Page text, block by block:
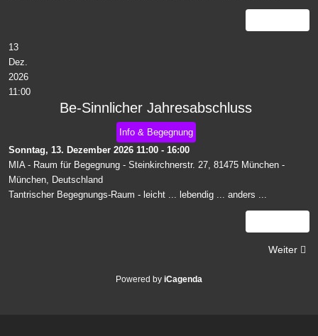
13
Dez.
2026
11:00
Be-Sinnlicher Jahresabschluss
Info & Begegnung
Sonntag, 13. Dezember 2026 11:00 - 16:00
MIA - Raum für Begegnung - Steinkirchnerstr. 27, 81475 München -
München, Deutschland
Tantrischer Begegnungs-Raum - leicht ... lebendig ... anders ...
Weiter
Powered by iCagenda